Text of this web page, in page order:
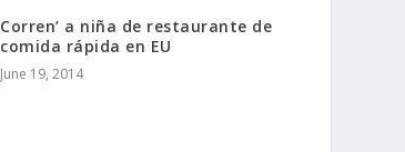
Corren’ a niña de restaurante de
comida rápida en EU
June 19, 2014